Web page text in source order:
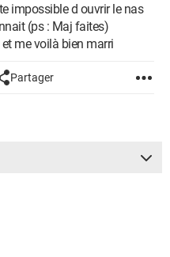
impossible d ouvrir le nas
(ps : Maj faites)
me voilà bien marri
Partager